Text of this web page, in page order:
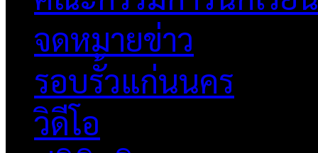
จดหมายข่าว
รอบรั้วแก่นนคร
วิดีโอ